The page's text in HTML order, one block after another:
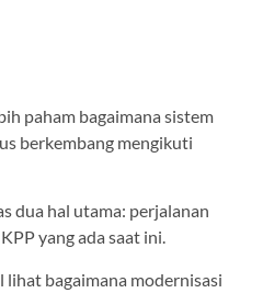
paham bagaimana sistem
berkembang mengikuti
dua hal utama: perjalanan
yang ada saat ini.
lihat bagaimana modernisasi